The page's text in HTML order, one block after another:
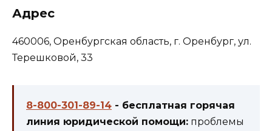
Адрес
460006, Оренбургская область, г. Оренбург, ул.
Терешковой, 33
8-800-301-89-14 - бесплатная горячая
линия юридической помощи: проблемы